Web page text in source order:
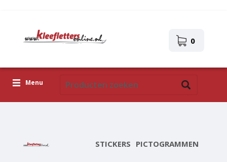
0
Menu
STICKERS PICTOGRAMMEN